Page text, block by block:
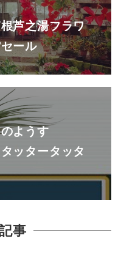
芦之湯フラワ
ール
ようす
ッタータッタ
事